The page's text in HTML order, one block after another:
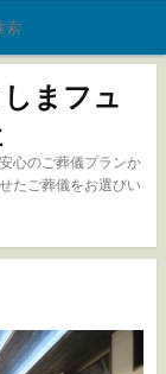
まフュ
心のご葬儀プランか
たご葬儀をお選びい